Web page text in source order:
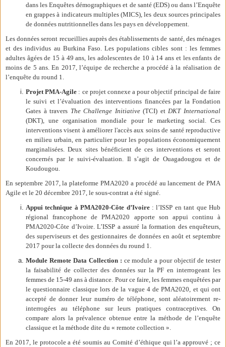
dans les Enquêtes démographiques et de santé (EDS) ou dans l’Enquête
en grappes à indicateurs multiples (MICS), les deux sources principales
de données nutritionnelles dans les pays en développement.
Les données seront recueillies auprès des établissements de santé, des ménages
et des individus au Burkina Faso. Les populations cibles sont : les femmes
adultes âgées de 15 à 49 ans, les adolescentes de 10 à 14 ans et les enfants de
moins de 5 ans. En 2017, l’équipe de recherche a procédé à la réalisation de
l’enquête du round 1.
Projet PMA-Agile : ce projet connexe a pour objectif principal de faire
le suivi et l’évaluation des interventions financées par la Fondation
Gates à travers The Challenge Initiative(TCI) etDKT International
(DKT), une organisation mondiale pour le marketing social. Ces
interventions visent à améliorer l'accès aux soins de santé reproductive
en milieu urbain, en particulier pour les populations économiquement
marginalisées. Deux sites bénéficient de ces interventions et seront
concernés par le suivi-évaluation. Il s’agit de Ouagadougou et de
Koudougou.
En septembre 2017, la plateforme PMA2020 a procédé au lancement de PMA
Agile et le 20 décembre 2017, le sous-contrat a été signé.
Appui technique à PMA2020-Côte d’Ivoire : l’ISSP en tant que Hub
régional francophone de PMA2020 apporte son appui continu à
PMA2020-Côte d’Ivoire. L’ISSP a assuré la formation des enquêteurs,
des superviseurs et des gestionnaires de données en août et septembre
2017 pour la collecte des données du round 1.
Module Remote Data Collection : ce module a pour objectif de tester
la faisabilité de collecter des données sur la PF en interrogeant les
femmes de 15-49 ans à distance. Pour ce faire, les femmes enquêtées par
le questionnaire classique lors de la vague 4 de PMA2020, et qui ont
accepté de donner leur numéro de téléphone, sont aléatoirement re-
interrogées au téléphone sur leurs pratiques contraceptives. On
compare alors la prévalence obtenue entre la méthode de l’enquête
classique et la méthode dite du « remote collection ».
En 2017, le protocole a été soumis au Comité d’éthique qui l’a approuvé ; ce